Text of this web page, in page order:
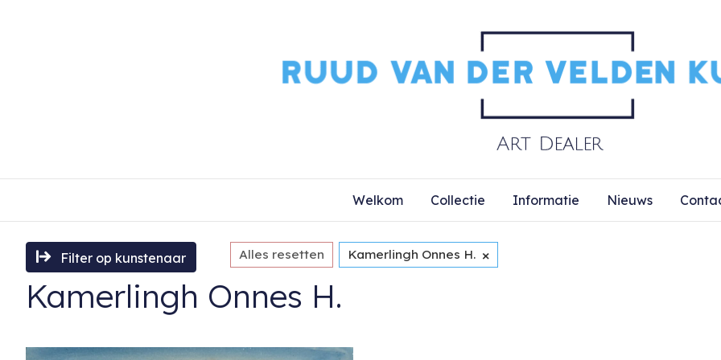
Welkom Collectie Informatie Nieuws
Filter op kunstenaar Alles resetten Kamerlingh Onnes H. ×
Kamerlingh Onnes H.